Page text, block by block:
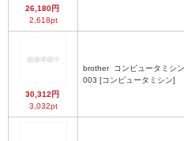
26,180円
2,618pt
30,312円
3,032pt
brother
003 [コンピュータミシン]